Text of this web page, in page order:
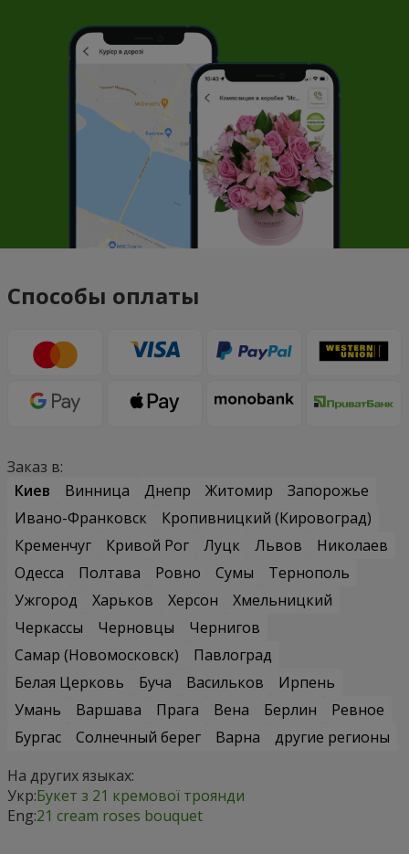
Способы оплаты
Заказ в:
Киев
Винница Днепр Житомир
Запорожье
Ивано-Франковск
Кропивницкий (Кировоград)
Кременчуг
Кривой Рог Луцк Львов
Николаев
Одесса
Полтава Ровно Сумы
Тернополь
Ужгород
Харьков Херсон
Хмельницкий
Черкассы
Черновцы
Чернигов
Самар (Новомосковск)
Павлоград
Белая Церковь
Буча Васильков
Ирпень
Умань
Варшава Прага Вена Берлин
Ревное
Бургас
Солнечный берег Варна
другие регионы
На других языках:
Укр:Букет з 21 кремової троянди
Eng:21 cream roses bouquet